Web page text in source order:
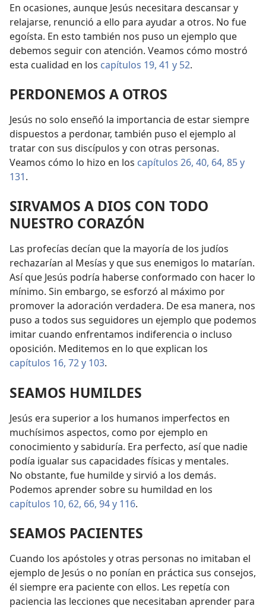
En ocasiones, aunque Jesús necesitara descansar y
relajarse, renunció a ello para ayudar a otros. No fue
egoísta. En esto también nos puso un ejemplo que
debemos seguir con atención. Veamos cómo mostró
esta cualidad en los capítulos 19, 41 y 52.
PERDONEMOS A OTROS
Jesús no solo enseñó la importancia de estar siempre
dispuestos a perdonar, también puso el ejemplo al
tratar con sus discípulos y con otras personas.
Veamos cómo lo hizo en los capítulos 26, 40, 64, 85 y
131.
SIRVAMOS A DIOS CON TODO
NUESTRO CORAZÓN
Las profecías decían que la mayoría de los judíos
rechazarían al Mesías y que sus enemigos lo matarían.
Así que Jesús podría haberse conformado con hacer lo
mínimo. Sin embargo, se esforzó al máximo por
promover la adoración verdadera. De esa manera, nos
puso a todos sus seguidores un ejemplo que podemos
imitar cuando enfrentamos indiferencia o incluso
oposición. Meditemos en lo que explican los
capítulos 16, 72 y 103.
SEAMOS HUMILDES
Jesús era superior a los humanos imperfectos en
muchísimos aspectos, como por ejemplo en
conocimiento y sabiduría. Era perfecto, así que nadie
podía igualar sus capacidades físicas y mentales.
No obstante, fue humilde y sirvió a los demás.
Podemos aprender sobre su humildad en los
capítulos 10, 62, 66, 94 y 116.
SEAMOS PACIENTES
Cuando los apóstoles y otras personas no imitaban el
ejemplo de Jesús o no ponían en práctica sus consejos,
él siempre era paciente con ellos. Les repetía con
paciencia las lecciones que necesitaban aprender para